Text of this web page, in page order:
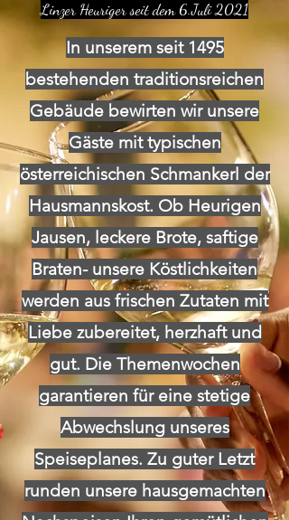
Linzer Heuriger seit dem 6.Juli 2021
In unserem seit 1495
bestehenden traditionsreichen
Gebäude bewirten wir unsere
Gäste mit typischen
österreichischen Schmankerl der
Hausmannskost. Ob Heurigen
Jausen, leckere Brote, saftige
Braten- unsere Köstlichkeiten
werden aus frischen Zutaten mit
Liebe zubereitet, herzhaft und
gut. Die Themenwochen
garantieren für eine stetige
Abwechslung unseres
Speiseplanes. Zu guter Letzt
runden unsere hausgemachten